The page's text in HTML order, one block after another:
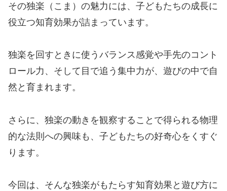
その独楽（こま）の魅力には、子どもたちの成長に
役立つ知育効果が詰まっています。
独楽を回すときに使うバランス感覚や手先のコント
ロール力、そして目で追う集中力が、遊びの中で自
然と育まれます。
さらに、独楽の動きを観察することで得られる物理
的な法則への興味も、子どもたちの好奇心をくすぐ
ります。
今回は、そんな独楽がもたらす知育効果と遊び方に